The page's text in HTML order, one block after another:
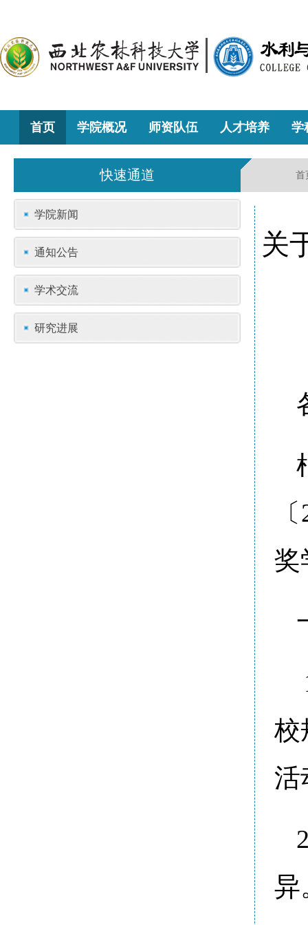
首页 学院概况 师资队伍 人才培养 学
快速通道 首
学院新闻
通知公告
学术交流
研究进展
关
奖
校
活
异